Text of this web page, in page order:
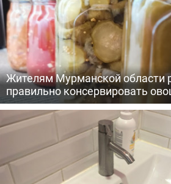
Жителям Мурманской области
правильно консервировать